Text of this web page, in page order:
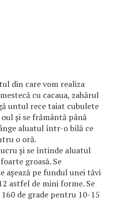
din care vom realiza
cu cacaua, zahărul
untul rece taiat cubulete
şi se frământă până
aluatul într-o bilă ce
o oră.
şi se întinde aluatul
groasă. Se
aşează pe fundul unei tăvi
astfel de mini forme. Se
de grade pentru 10-15